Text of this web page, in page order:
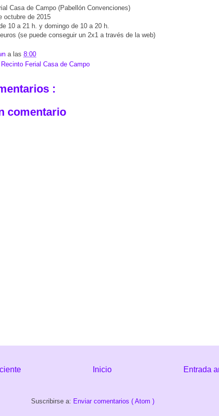
Casa de Campo (Pabellón Convenciones)
octubre de 2015
10 a 21 h. y domingo de 10 a 20 h.
(se puede conseguir un 2x1 a través de la web)
a las 8:00
Recinto Ferial Casa de Campo
:
comentario
Entrada
Inicio
Suscribirse a: Enviar comentarios ( Atom )